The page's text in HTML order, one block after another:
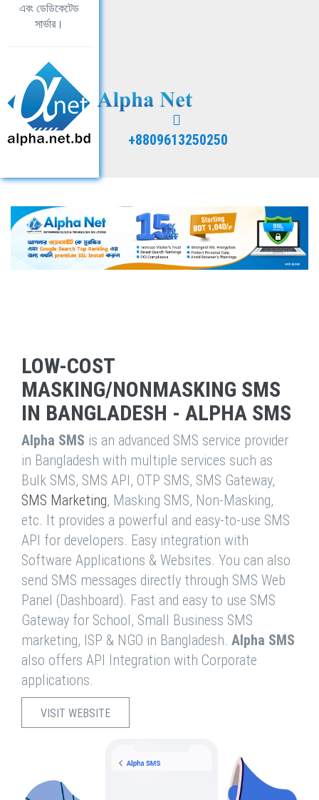
এবং ডেডিকেটেড
সার্ভার।
+8809613250250
LOW-COST
MASKING/NONMASKING SMS
IN BANGLADESH - ALPHA SMS
Alpha SMS is an advanced SMS service provider
in Bangladesh with multiple services such as
Bulk SMS, SMS API, OTP SMS, SMS Gateway,
SMS Marketing, Masking SMS, Non-Masking,
etc. It provides a powerful and easy-to-use SMS
API for developers. Easy integration with
Software Applications & Websites. You can also
send SMS messages directly through SMS Web
Panel (Dashboard). Fast and easy to use SMS
Gateway for School, Small Business SMS
marketing, ISP & NGO in Bangladesh. Alpha SMS
also offers API Integration with Corporate
applications.
VISIT WEBSITE